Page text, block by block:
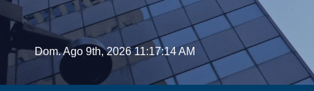
Skip
contentDom. Ago 9th, 202611:17:15 AM